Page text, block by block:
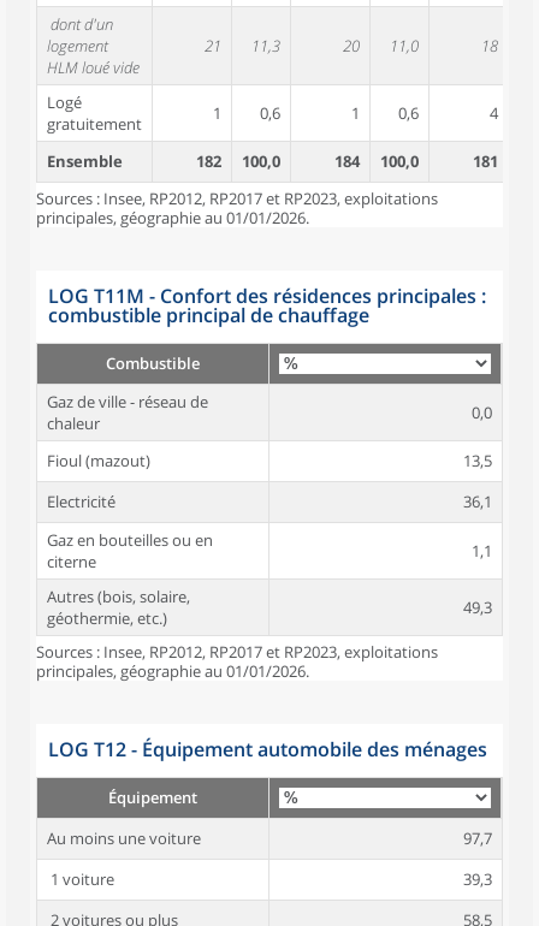
dont d'un
logement
HLM loué vide
21 11,3 20 11,0 18
Logé
gratuitement
1 0,6 1 0,6 4
Ensemble 182 100,0 184 100,0 181
Sources : Insee, RP2012, RP2017 et RP2023, exploitations
principales, géographie au 01/01/2026.
LOG T11M - Confort des résidences principales :
combustible principal de chauffage
Combustible
Gaz de ville - réseau de
chaleur
0,0
Fioul (mazout)
13,5
Electricité
36,1
Gaz en bouteilles ou en
citerne
1,1
Autres (bois, solaire,
géothermie, etc.)
49,3
Sources : Insee, RP2012, RP2017 et RP2023, exploitations
principales, géographie au 01/01/2026.
LOG T12 - Équipement automobile des ménages
Équipement
Au moins une voiture
97,7
1 voiture
39,3
2 voitures ou plus
58,5